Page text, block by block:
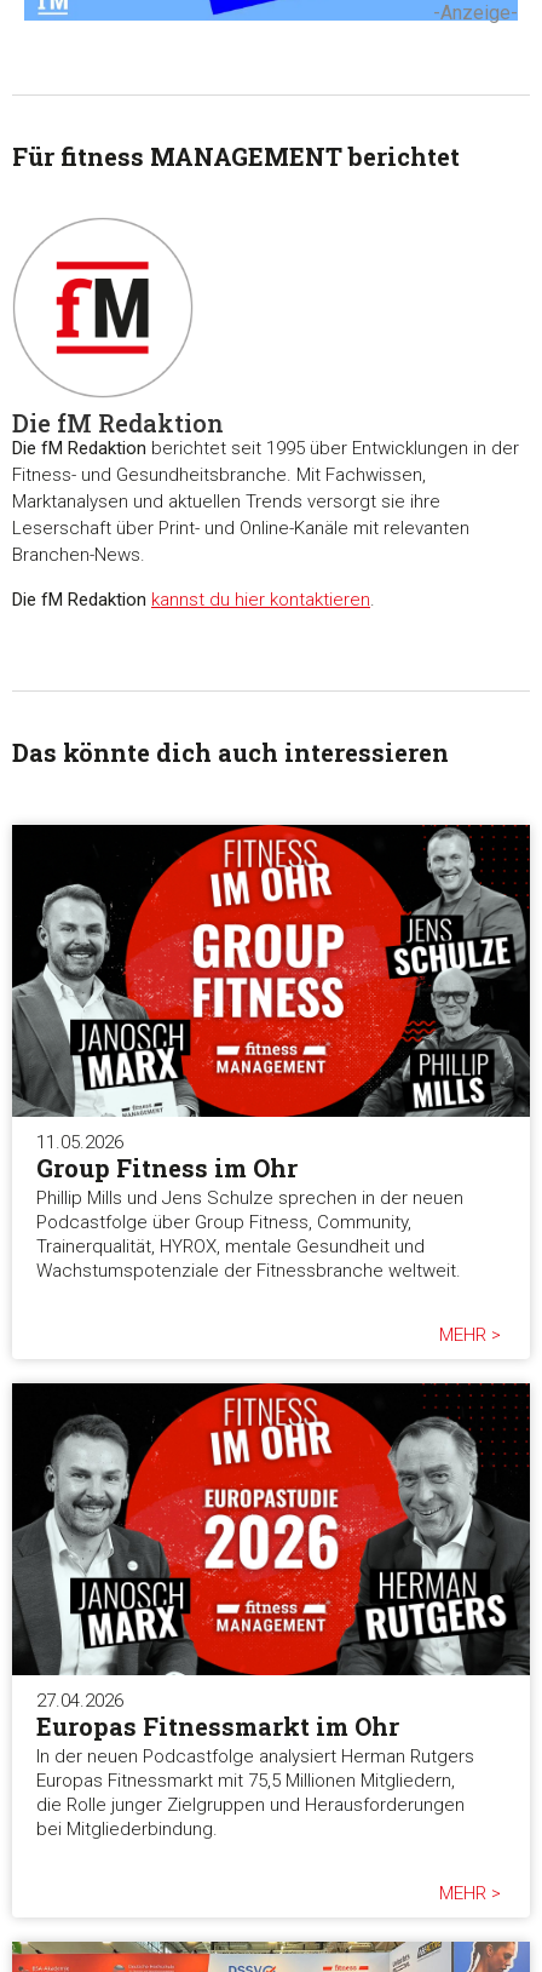
Zustimmung
Diese Webseite verwendet Cookies
Wir verwenden Cookies, um Inhalte und Anzeigen zu
und die Zugriffe auf unsere Website zu analysieren.
Unsere Partner führen diese Informationen möglicherweise
die sie im Rahmen Ihrer Nutzung der Dienste gesammelt
Präferenzen
Statistiken
Marketing
Alle akzeptieren
Auswahl erlauben
-Anzeige-
Für fitness MANAGEMENT berichtet
Die fM Redaktion
Die fM Redaktion berichtet seit 1995 über Entwicklungen in der
Fitness- und Gesundheitsbranche. Mit Fachwissen,
Marktanalysen und aktuellen Trends versorgt sie ihre
Leserschaft über Print- und Online-Kanäle mit relevanten
Branchen-News.
Die fM Redaktion kannst du hier kontaktieren.
Das könnte dich auch interessieren
11.05.2026
Group Fitness im Ohr
Phillip Mills und Jens Schulze sprechen in der neuen
Podcastfolge über Group Fitness, Community,
Trainerqualität, HYROX, mentale Gesundheit und
Wachstumspotenziale der Fitnessbranche weltweit.
MEHR >
27.04.2026
Europas Fitnessmarkt im Ohr
In der neuen Podcastfolge analysiert Herman Rutgers
Europas Fitnessmarkt mit 75,5 Millionen Mitgliedern,
die Rolle junger Zielgruppen und Herausforderungen
bei Mitgliederbindung.
MEHR >